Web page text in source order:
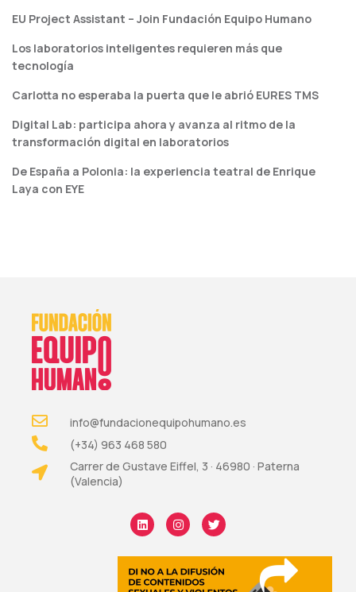
EU Project Assistant – Join Fundación Equipo Humano
Los laboratorios inteligentes requieren más que
tecnología
Carlotta no esperaba la puerta que le abrió EURES TMS
Digital Lab: participa ahora y avanza al ritmo de la
transformación digital en laboratorios
De España a Polonia: la experiencia teatral de Enrique
Laya con EYE
info@fundacionequipohumano.es
(+34) 963 468 580
Carrer de Gustave Eiffel, 3 · 46980 · Paterna
(Valencia)